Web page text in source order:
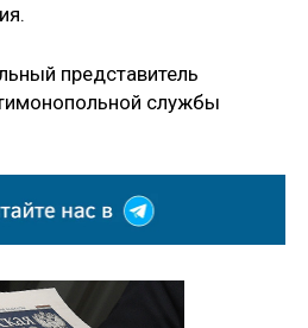
представитель
службы